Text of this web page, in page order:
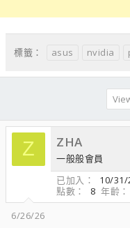
標籤： asus nvidia
Z ZHA
一般般會員
已加入
10/31/
點數
8 年齡
6/26/26